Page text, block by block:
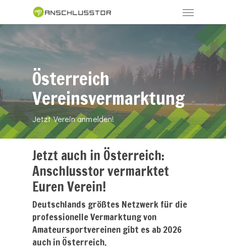
to
main
content
Menu
Österreich
Vereinsvermarktung
Jetzt Verein anmelden!
Jetzt auch in Österreich:
Anschlusstor vermarktet
Euren Verein!
Deutschlands größtes Netzwerk für die
professionelle Vermarktung von
Amateursportvereinen gibt es ab 2026
auch in Österreich.